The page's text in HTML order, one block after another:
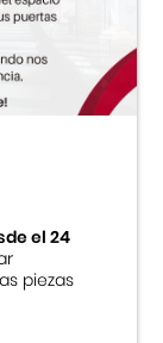
el 24
piezas